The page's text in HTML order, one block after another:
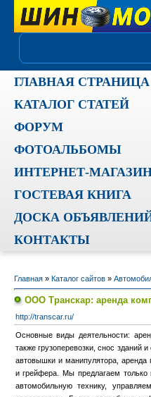
ГЛАВНАЯ СТРАНИЦА
КАТАЛОГ СТАТЕЙ
ФОРУМ
ФОТОАЛЬБОМЫ
ИНТЕРНЕТ-
ГОСТЕВАЯ КНИГА
ДОСКА
КОНТАКТЫ
Главная» Каталог сайтов»
ООО Транскар: аренда
http://transcar.ru/
Основные виды деятельности:
также грузоперевозки, снос зданий
автовышки и манипулятора, аренда
и грейфера. Мы предлагаем
автомобильную технику,